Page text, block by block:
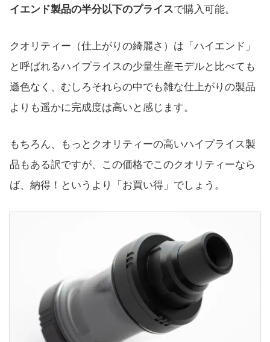
イエンド製品の半分以下のプライスで購入可能。
クオリティー（仕上がりの綺麗さ）は「ハイエンド」
と呼ばれるハイプライスの少量生産モデルと比べても
遜色なく、むしろそれらの中でも雑な仕上がりの製品
よりも遥かに完成度は高いと感じます。
もちろん、もっとクオリティーの高いハイプライス製
品もある訳ですが、この価格でこのクオリティーなら
ば、納得！というより「お買い得」でしょう。